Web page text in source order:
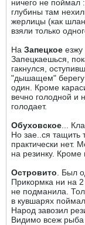
ничего не поймал
глубины там
жерлицы (как
взяли только
На Запецкое езжу
Запецкаешься,
гакнулся,
"дышащем" берегу
один. Кроме
вечно голодной и
голодает.
Обуховское ...
Но зае..ся тащить
практически нет.
на резинку. Кроме
Островито . Был
Прикормка ни на
не подманила.
в кувшарях
Народ завозил
Видимо всеж рыба